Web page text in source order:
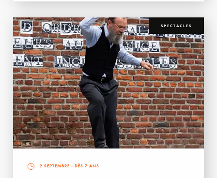
SPECTACLES
2 SEPTEMBRE - DÈS 7 ANS